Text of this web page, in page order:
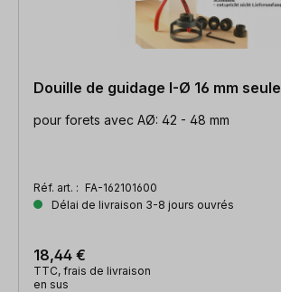
Douille de guidage I-Ø 16 mm seule
pour forets avec AØ: 42 - 48 mm
Réf. art. : FA-162101600
Délai de livraison 3-8 jours ouvrés
18,44 €
TTC, frais de livraison
en sus